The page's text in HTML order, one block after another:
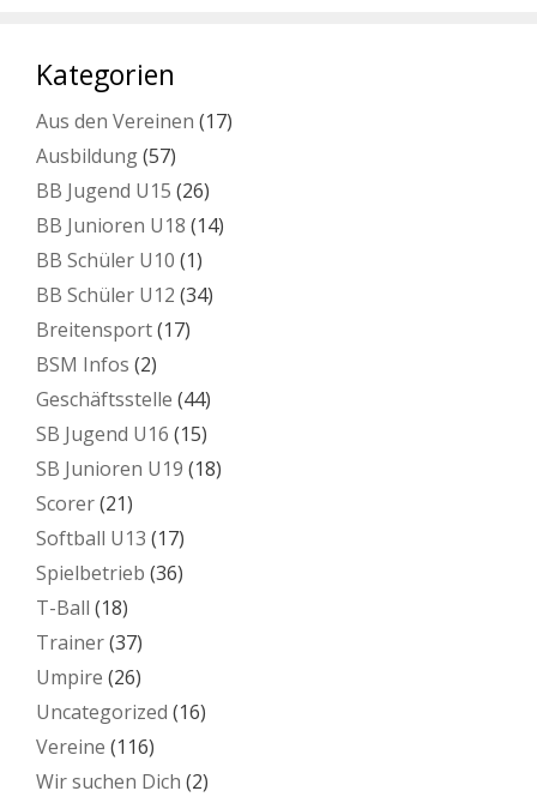
Kategorien
Aus den Vereinen (17)
Ausbildung(57)
BB Jugend U15 (26)
BB Junioren U18 (14)
BB Schüler U10 (1)
BB Schüler U12 (34)
Breitensport(17)
BSM Infos (2)
Geschäftsstelle (44)
SB Jugend U16 (15)
SB Junioren U19 (18)
Scorer(21)
Softball U13 (17)
Spielbetrieb (36)
T-Ball (18)
Trainer(37)
Umpire (26)
Uncategorized (16)
Vereine (116)
Wir suchen Dich (2)